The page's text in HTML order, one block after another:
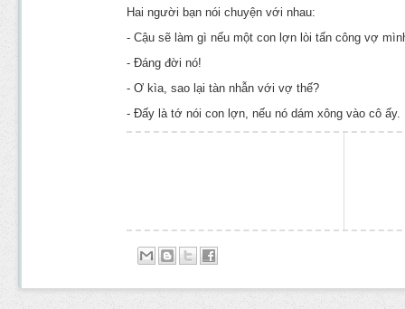
Hai người bạn nói chuyện với nhau:
- Cậu sẽ làm gì nếu một con lợn lòi tấn công vợ
- Đáng đời nó!
- Ơ kìa, sao lại tàn nhẫn với vợ thế?
- Đấy là tớ nói con lợn, nếu nó dám xông vào cô ấy.